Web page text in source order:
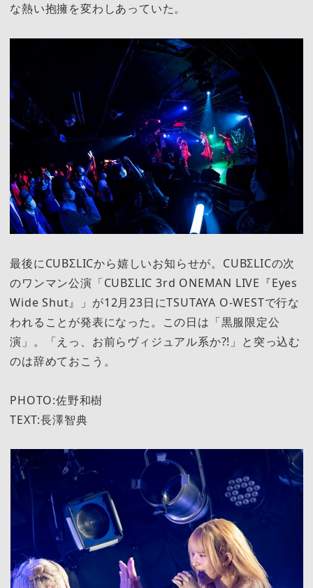
な熱い抱擁を変わしあっていた。
最後にCUBΣLICから嬉しいお知らせが。CUBΣLICの次
のワンマン公演「CUBΣLIC 3rd ONEMAN LIVE『Eyes
Wide Shut』」が12月23日にTSUTAYA O-WESTで行な
われることが発表になった。この日は「黒服限定公
演」。「えっ、お前らヴィジュアル系か?!」と突っ込む
のは辞めておこう。
PHOTO:佐野和樹
TEXT:長澤智典